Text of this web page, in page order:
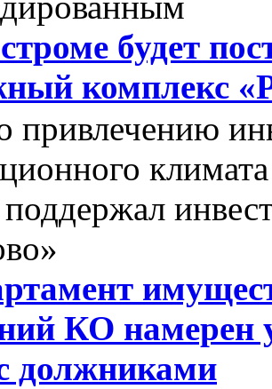
будет
комплекс
привлечению
поддержал
КО намерен
должниками